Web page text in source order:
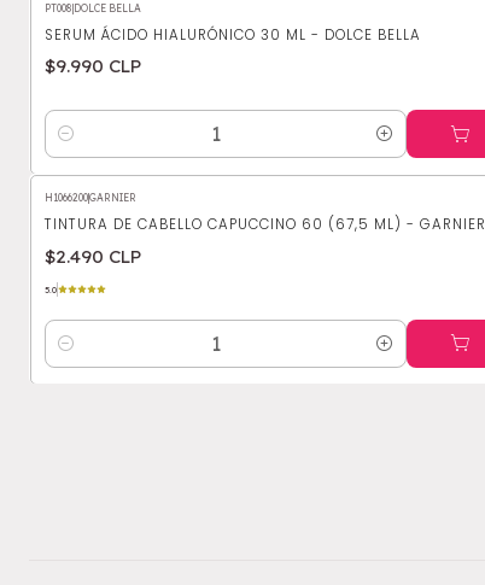
PT008 DOLCE BELLA
SERUM ÁCIDO HIALURÓNICO 30 ML - DOLCE BELLA
$9.990 CLP
Cantidad
H1066200GARNIER
TINTURA DE CABELLO CAPUCCINO 60 (67,5 ML) - GARNIER
$2.490 CLP
5.0
Cantidad